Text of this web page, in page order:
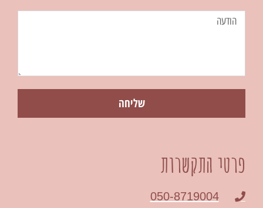
שליחה
פרטי התקשרות
050-8719004